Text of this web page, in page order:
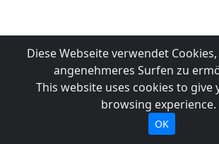
Diese Webseite verwendet
angenehmeres Surfen zu
This website uses cookies to give
browsing experience.
OK